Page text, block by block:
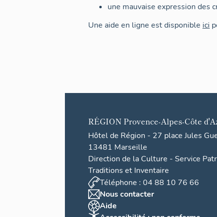
une mauvaise expression des
Une aide en ligne est disponible ici
RÉGION Provence-Alpes-Côte
Hôtel de Région - 27 place Jules
13481 Marseille
Direction de la Culture - Service
Traditions et Inventaire
Téléphone : 04 88 10 76 66
Nous contacter
Aide